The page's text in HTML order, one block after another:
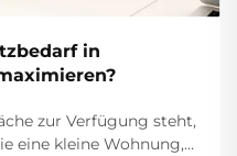
in
zur Verfügung steht,
eine kleine Wohnung,